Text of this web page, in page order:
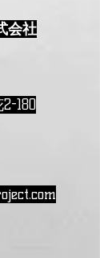
会社
180